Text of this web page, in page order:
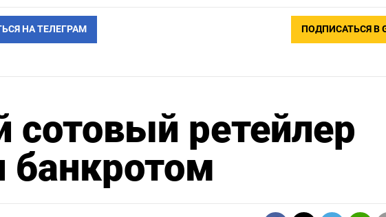
НА ТЕЛЕГРАМ ПОДПИСАТЬСЯ В
сотовый ретейлер
банкротом